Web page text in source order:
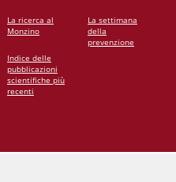
La ricerca al
Monzino
Indice delle
pubblicazioni
scientifiche più
recenti
La settimana
della
prevenzione